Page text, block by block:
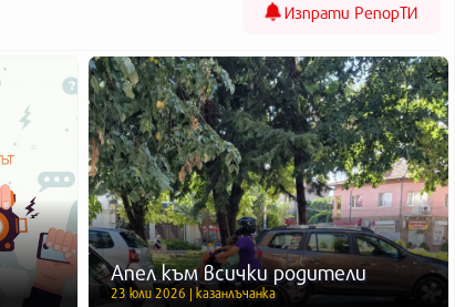
Изпрати РепорТИ
Апел към всички родители
23 юли 2026 | казанлъчанка